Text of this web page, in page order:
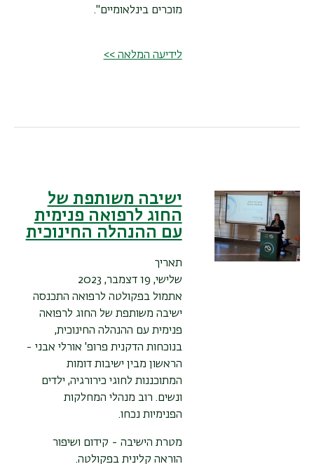
מוכרים בינלאומיים".
לידיעה המלאה >>
ישיבה משותפת של
החוג לרפואה פנימית
עם ההנהלה החינוכית
תאריך
שלישי, 19 דצמבר, 2023
אתמול בפקולטה לרפואה התכנסה
ישיבה משותפת של החוג לרפואה
פנימית עם ההנהלה החינוכית,
בנוכחות הדקנית פרופ' אורלי אבני -
הראשון מבין ישיבות דומות
המתוכננות לחוגי כירורגיה, ילדים
ונשים. רוב מנהלי המחלקות
הפנימיות נכחו.
מטרת הישיבה - קידום ושיפור
הוראה קלינית בפקולטה.